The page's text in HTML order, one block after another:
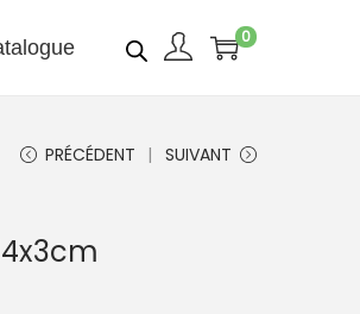
0
PRÉCÉDENT SUIVANT